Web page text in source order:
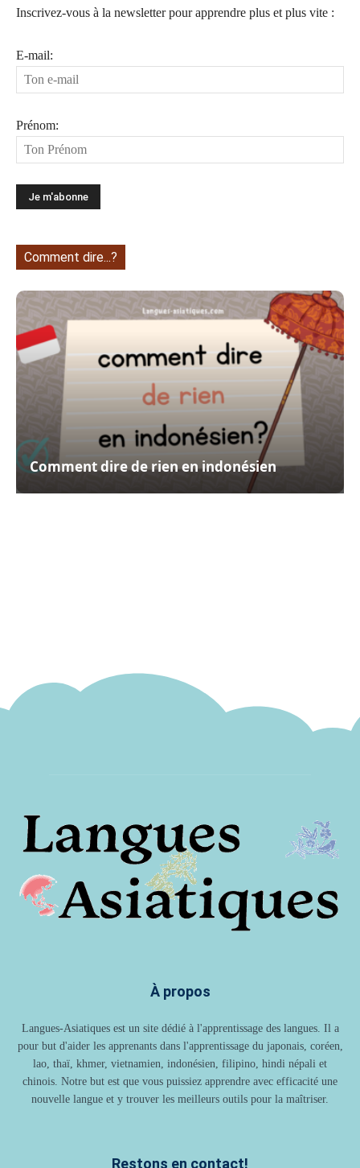
Inscrivez-vous à la newsletter pour apprendre plus et plus vite :
E-mail:
Prénom:
Comment dire...?
Comment dire de rien en indonésien
À propos
Langues-Asiatiques est un site dédié à l'apprentissage des langues. Il a
pour but d'aider les apprenants dans l'apprentissage du japonais, coréen,
lao, thaï, khmer, vietnamien, indonésien, filipino, hindi népali et
chinois. Notre but est que vous puissiez apprendre avec efficacité une
nouvelle langue et y trouver les meilleurs outils pour la maîtriser.
Restons en contact!